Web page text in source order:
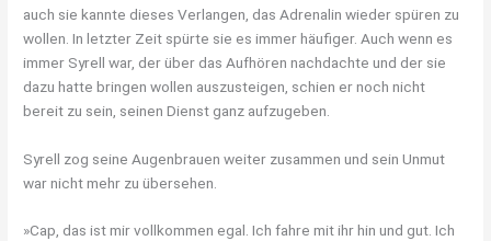
auch sie kannte dieses Verlangen, das Adrenalin wieder spüren zu
wollen. In letzter Zeit spürte sie es immer häufiger. Auch wenn es
immer Syrell war, der über das Aufhören nachdachte und der sie
dazu hatte bringen wollen auszusteigen, schien er noch nicht
bereit zu sein, seinen Dienst ganz aufzugeben.
Syrell zog seine Augenbrauen weiter zusammen und sein Unmut
war nicht mehr zu übersehen.
»Cap, das ist mir vollkommen egal. Ich fahre mit ihr hin und gut. Ich